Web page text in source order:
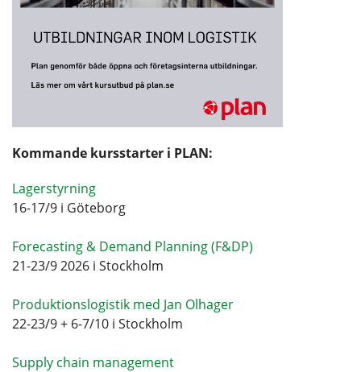
Kommande kursstarter i PLAN:
Lagerstyrning
16-17/9 i Göteborg
Forecasting & Demand Planning (F&DP)
21-23/9 2026 i Stockholm
Produktionslogistik med Jan Olhager
22-23/9 + 6-7/10 i Stockholm
Supply chain management